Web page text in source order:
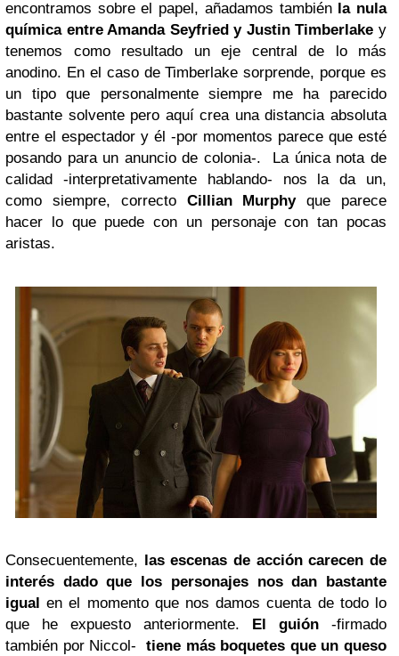
encontramos sobre el papel, añadamos tambiénla nula
química entreAmanda Seyfried y Justin Timberlake y
tenemos como resultado un eje central de lo más
anodino. En el caso de Timberlake sorprende, porque es
un tipo que personalmente siempre me ha parecido
bastante solvente pero aquí crea una distancia absoluta
entre el espectador y él -por momentos parece que esté
posando para un anuncio de colonia-. La única nota de
calidad -interpretativamente hablando- nos la da un,
como siempre, correcto Cillian Murphyque parece
hacer lo que puede con un personaje con tan pocas
aristas.
Consecuentemente, las escenas de acción carecen de
interés dado que los personajes nos dan bastante
igual en el momento que nos damos cuenta de todo lo
que he expuesto anteriormente. El guión -firmado
también por Niccol- tiene más boquetes que un queso